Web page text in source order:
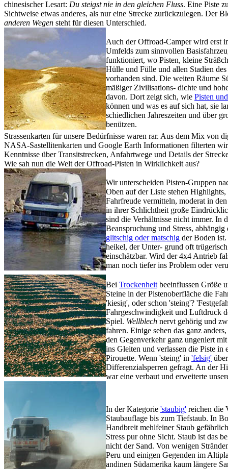
chinesischer Lesart: Du steigst nie in den gleichen Fluss. Eine Piste
Sichtweise etwas anderes, als nur eine Strecke zurückzulegen. Der
anderen Wegen steht für diesen Unterschied.
Auch der Offroad-Camper wird erst
Umfelds zum sinnvollen
funktioniert, wo Pisten, kleine
Hülle und Fülle und allen Stadien des
vorhanden sind. Die weiten Räume
mäßiger Zivilisations- dichte und
davon. Dort zeigt sich, wie Pisten
können und was es auf sich hat, sie
schiedlichen Jahreszeiten und über
benützen.
Strassenkarten für unsere Bedürfnisse waren rar. Aus dem Mix von
NASA-Sastellitenkarten und Google Earth Informationen filterten
Kenntnisse über Transitstrecken, Anfahrtwege und Details der
Wie sah nun die Welt der Offroad-Pisten in Wirklichkeit aus?
Wir unterscheiden Pisten-Gruppen
Oben auf der Liste stehen
Fahrfreude vermitteln, moderat in
in ihrer Schlichtheit große
sind die Verhältnisse nicht immer. In
Beanspruchung und Stress,
glitschig oder matschig der Boden ist.
heikel, der Unter- grund oft
einschätzbar. Wird der 4x4 Antrieb
man noch tiefer ins Problem oder
Bei Trockenheit beeinflussen Größe
Steine in der Pistenoberfläche die
'kiesig', oder schon 'steing'?
Fahrgeschwindigkeit und Luftdruck
Spiel. Wellblech nervt gehörig und
fahren. Einige sehen das ganz
den Gegenverkehr ganz ungeniert
ins Gleiten und verlassen die Piste in
Pirouette. Wenn 'steing' in 'felsig'
Differenzialsperren gefragt. An der
war eine verbaut und erweiterte
In der Kategorie 'staubig' reichen die
Staubauflage bis zum Tiefstaub. In
Handbreit mehlfeiner Staub
Stress pur ohne Sicht. Staub ist das
nicht der Sand. Von wenigen
Peru und einigen Gegenden im
andinen Südamerika kaum längere